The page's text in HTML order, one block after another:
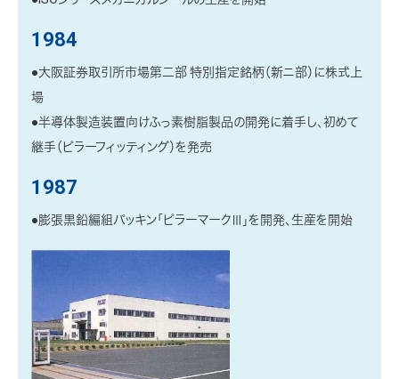
1984
●大阪証券取引所市場第二部 特別指定銘柄（新ニ部）に株式上
場
●半導体製造装置向けふっ素樹脂製品の開発に着手し、初めて
継手（ピラーフィッティング）を発売
1987
●膨張黒鉛編組パッキン「ピラーマークⅢ」を開発、生産を開始